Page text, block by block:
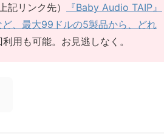
リンク先）
『Baby Audio TAIP』
、最大99ドルの5製品から、どれ
用も可能。お見逃しなく。